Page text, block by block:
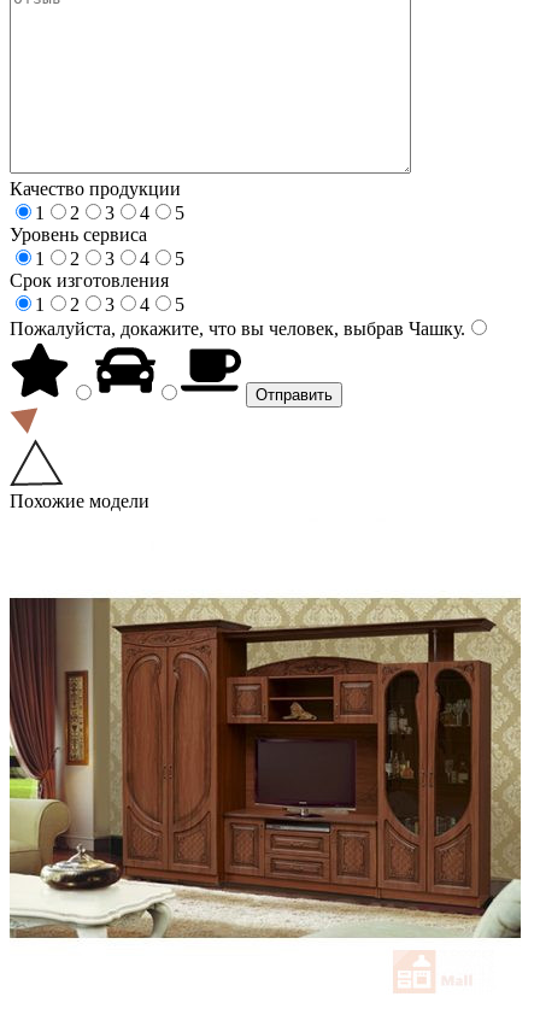
Качество продукции
1
2 3 4
5
Уровень сервиса
1
2 3 4
5
Срок изготовления
1
2 3 4
5
Пожалуйста, докажите, что вы человек, выбрав Чашку.
Похожие модели